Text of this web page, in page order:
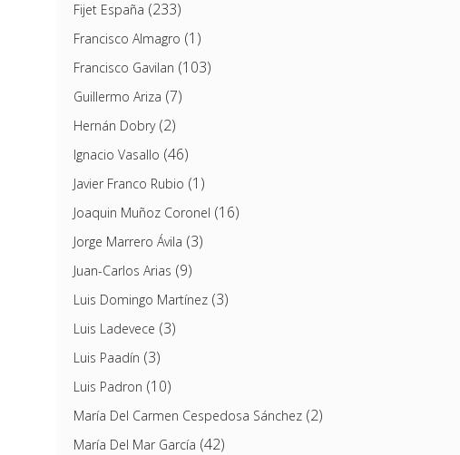
Fijet España (233)
Francisco Almagro (1)
Francisco Gavilan (103)
Guillermo Ariza (7)
Hernán Dobry(2)
Ignacio Vasallo (46)
Javier Franco Rubio (1)
Joaquin Muñoz Coronel (16)
Jorge Marrero Ávila (3)
Juan-Carlos Arias (9)
Luis Domingo Martínez(3)
Luis Ladevece (3)
Luis Paadín (3)
Luis Padron (10)
María Del Carmen Cespedosa Sánchez(2)
María Del Mar García (42)